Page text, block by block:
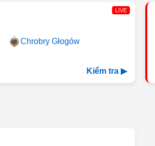
LIVE
Chrobry Głogów
Kiểm tra ▶